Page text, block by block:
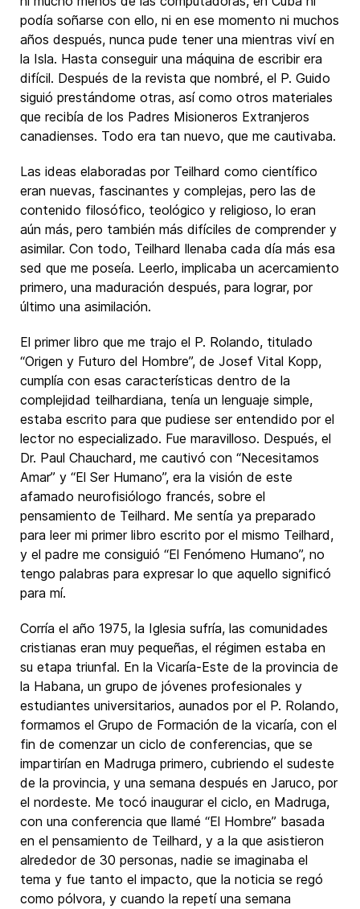
podía soñarse con ello, ni en ese momento ni muchos
años después, nunca pude tener una mientras viví en
la Isla. Hasta conseguir una máquina de escribir era
difícil. Después de la revista que nombré, el P. Guido
siguió prestándome otras, así como otros materiales
que recibía de los Padres Misioneros Extranjeros
canadienses. Todo era tan nuevo, que me cautivaba.
Las ideas elaboradas por Teilhard como científico
eran nuevas, fascinantes y complejas, pero las de
contenido filosófico, teológico y religioso, lo eran
aún más, pero también más difíciles de comprender y
asimilar. Con todo, Teilhard llenaba cada día más esa
sed que me poseía. Leerlo, implicaba un acercamiento
primero, una maduración después, para lograr, por
último una asimilación.
El primer libro que me trajo el P. Rolando, titulado
“Origen y Futuro del Hombre”, de Josef Vital Kopp,
cumplía con esas características dentro de la
complejidad teilhardiana, tenía un lenguaje simple,
estaba escrito para que pudiese ser entendido por el
lector no especializado. Fue maravilloso. Después, el
Dr. Paul Chauchard, me cautivó con “Necesitamos
Amar” y “El Ser Humano”, era la visión de este
afamado neurofisiólogo francés, sobre el
pensamiento de Teilhard. Me sentía ya preparado
para leer mi primer libro escrito por el mismo Teilhard,
y el padre me consiguió “El Fenómeno Humano”, no
tengo palabras para expresar lo que aquello significó
para mí.
Corría el año 1975, la Iglesia sufría, las comunidades
cristianas eran muy pequeñas, el régimen estaba en
su etapa triunfal. En la Vicaría-Este de la provincia de
la Habana, un grupo de jóvenes profesionales y
estudiantes universitarios, aunados por el P. Rolando,
formamos el Grupo de Formación de la vicaría, con el
fin de comenzar un ciclo de conferencias, que se
impartirían en Madruga primero, cubriendo el sudeste
de la provincia, y una semana después en Jaruco, por
el nordeste. Me tocó inaugurar el ciclo, en Madruga,
con una conferencia que llamé “El Hombre” basada
en el pensamiento de Teilhard, y a la que asistieron
alrededor de 30 personas, nadie se imaginaba el
tema y fue tanto el impacto, que la noticia se regó
como pólvora, y cuando la repetí una semana